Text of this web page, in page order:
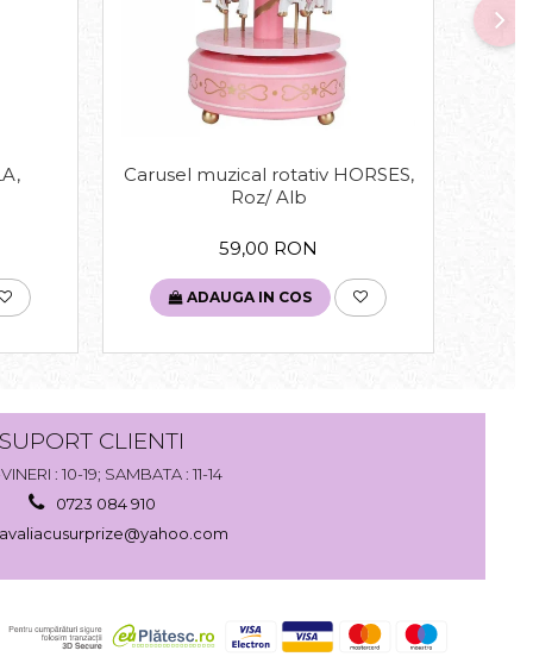
Carusel muzical rotativ HORSES,
Roz/ Alb
59,00 RON
ADAUGA IN COS
CLIENTI
: 10-19; SAMBATA : 11-14
0723 084 910